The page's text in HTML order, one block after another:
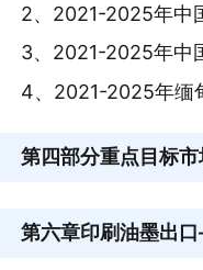
2、2021-2025年中
3、2021-2025年中
4、2021-2025年缅
第四部分重点目标
第六章印刷油墨出